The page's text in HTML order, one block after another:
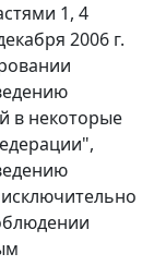
1, 4
2006 г.
в некоторые